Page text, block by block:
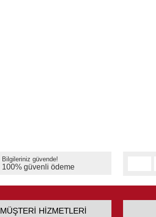
Bilgileriniz güvende!
100% güvenli ödeme
MÜŞTERI HIZMETLERI